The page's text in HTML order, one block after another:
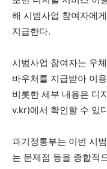
해 시범사업 참여자에
지급한다.
시범사업 참여자는 우
바우처를 지급받아 이
비롯한 세부 내용은 디
v.kr)에서 확인할 수 있
과기정통부는 이번 시
는 문제점 등을 종합적